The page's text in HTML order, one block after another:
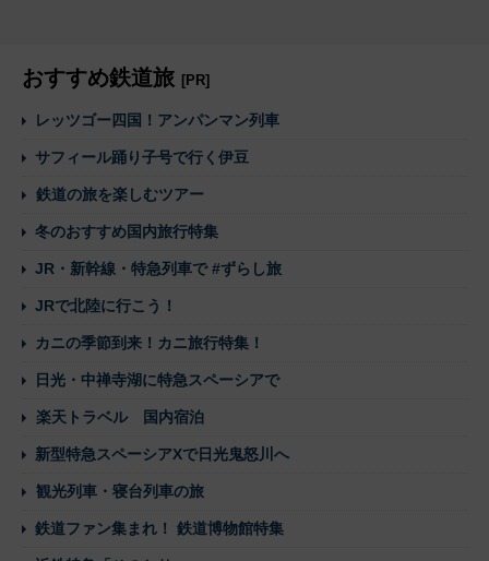
おすすめ鉄道旅 [PR]
レッツゴー四国！アンパンマン列車
サフィール踊り子号で行く伊豆
鉄道の旅を楽しむツアー
冬のおすすめ国内旅行特集
JR・新幹線・特急列車で #ずらし旅
JRで北陸に行こう！
カニの季節到来！カニ旅行特集！
日光・中禅寺湖に特急スペーシアで
楽天トラベル 国内宿泊
新型特急スペーシアXで日光鬼怒川へ
観光列車・寝台列車の旅
鉄道ファン集まれ！ 鉄道博物館特集